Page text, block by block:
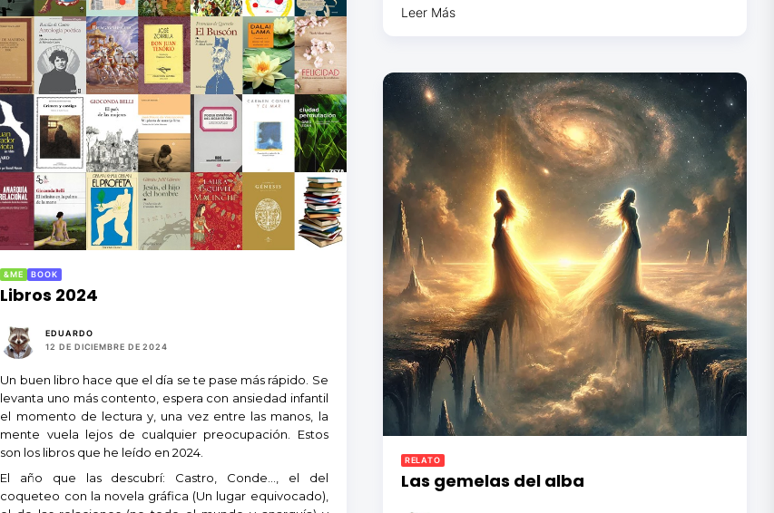
Leer Más
&ME BOOK
Libros 2024
EDUARDO
12 DE DICIEMBRE DE 2024
Un buen libro hace que el día se te pase más rápido. Se
levanta uno más contento, espera con ansiedad infantil
el momento de lectura y, una vez entre las manos, la
mente vuela lejos de cualquier preocupación. Estos
son los libros que he leído en 2024.
El año que las descubrí: Castro, Conde…, el del
coqueteo con la novela gráfica (Un lugar equivocado),
RELATO
Las gemelas del alba